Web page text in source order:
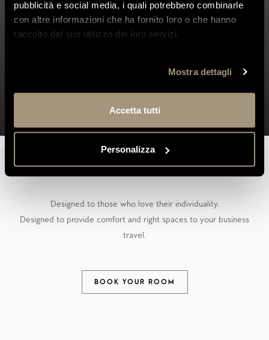
pubblicità e social media, i quali potrebbero combinarle
con altre informazioni che ha fornito loro o che hanno
raccolto dal suo utilizzo dei loro servizi.
Mostra dettagli
Accetta tutti
Personalizza
Designed to those who love their individuality.
Designed to provide comfort and right spaces to your business
travel.
BOOK YOUR ROOM